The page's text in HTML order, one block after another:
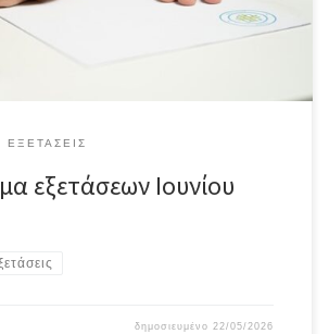
ΕΞΕΤΆΣΕΙΣ
εξετάσεων Ιουνίου
δημοσιευμένο22/05/2026